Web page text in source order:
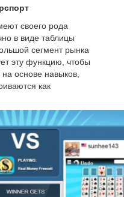
своего рода
в виде таблицы
сегмент рынка
эту функцию, чтобы
основе навыков,
как